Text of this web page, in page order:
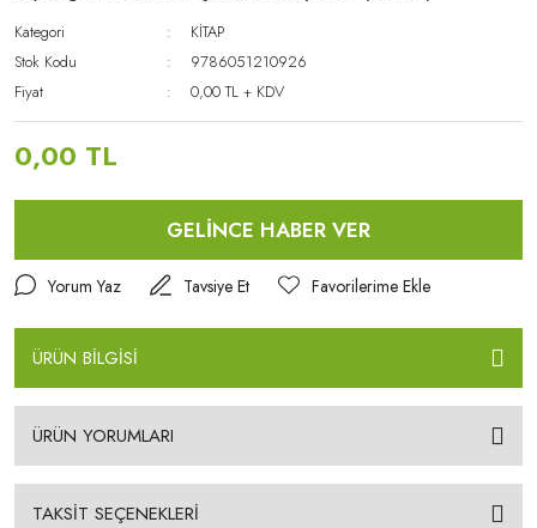
Kategori
KİTAP
Stok Kodu
9786051210926
Fiyat
0,00 TL + KDV
0,00 TL
GELİNCE HABER VER
Yorum Yaz Tavsiye Et
ÜRÜN BİLGİSİ
ÜRÜN YORUMLARI
TAKSİT SEÇENEKLERİ